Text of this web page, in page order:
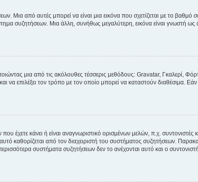
Μια από αυτές μπορεί να είναι μια εικόνα που σχετίζεται με το βαθμό
συζητήσεων. Μια άλλη, συνήθως μεγαλύτερη, εικόνα είναι γνωστή ως
μια από τις ακόλουθες τέσσερις μεθόδους: Gravatar, Γκαλερί,
επιλέξει τον τρόπο με τον οποίο μπορεί να καταστούν διαθέσιμα. Εάν
κάνει ή είναι αναγνωριστικό ορισμένων μελών, π.χ. συντονιστές
καθορίζεται από τον διαχειριστή του συστήματος συζητήσεων.
συστήματα συζητήσεων δεν το ανέχονται αυτό και ο